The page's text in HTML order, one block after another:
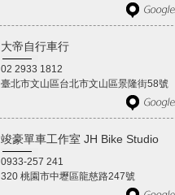
大帝自行車行
02 2933 1812
臺北市文山區台北市文山區景隆街58號
竣豪單車工作室 JH Bike Studio
0933-257 241
320 桃園市中壢區龍慈路247號